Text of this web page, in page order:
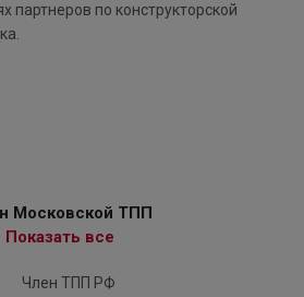
партнеров по конструкторской
Московской ТПП
Показать все